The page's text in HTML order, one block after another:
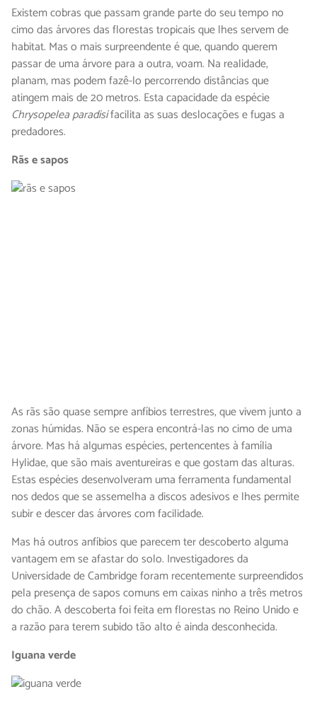
Existem cobras que passam grande parte do seu tempo no
cimo das árvores das florestas tropicais que lhes servem de
habitat. Mas o mais surpreendente é que, quando querem
passar de uma árvore para a outra, voam. Na realidade,
planam, mas podem fazê-lo percorrendo distâncias que
atingem mais de 20 metros. Esta capacidade da espécie
Chrysopelea paradisifacilita as suas deslocações e fugas a
predadores.
Rãs e sapos
As rãs são quase sempre anfíbios terrestres, que vivem junto a
zonas húmidas. Não se espera encontrá-las no cimo de uma
árvore. Mas há algumas espécies, pertencentes à família
Hylidae, que são mais aventureiras e que gostam das alturas.
Estas espécies desenvolveram uma ferramenta fundamental
nos dedos que se assemelha a discos adesivos e lhes permite
subir e descer das árvores com facilidade.
Mas há outros anfíbios que parecem ter descoberto alguma
vantagem em se afastar do solo. Investigadores da
Universidade de Cambridge foram recentemente surpreendidos
pela presença de sapos comuns em caixas ninho a três metros
do chão. A descoberta foi feita em florestas no Reino Unido e
a razão para terem subido tão alto é ainda desconhecida.
Iguana verde